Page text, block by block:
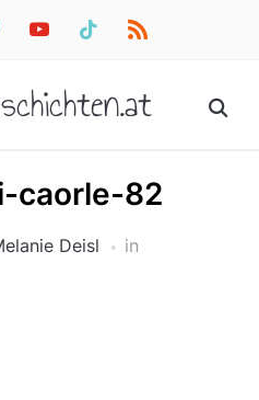
youtube tiktok rss
caorle-82
Deisl in